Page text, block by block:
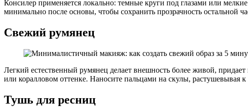
Консилер применяется локально: темные круги под глазами или
минимально после основы, чтобы сохранить прозрачность
Свежий румянец
Легкий естественный румянец делает внешность более живой,
или коралловом оттенке. Наносите пальцами на скулы,
Тушь для ресниц